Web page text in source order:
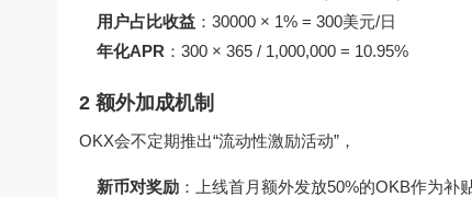
用户占比收益 ：30000 × 1% = 300美元/日
年化APR ：300 × 365 / 1,000,000 = 10.95%
2 额外加成机制
OKX会不定期推出“流动性激励活动”，
新币对奖励 ：上线首月额外发放50%的OKB作为补